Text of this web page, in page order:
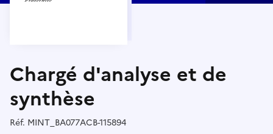
Chargé d'analyse et de
synthèse
Réf. Référence :
MINT_BA077ACB-115894